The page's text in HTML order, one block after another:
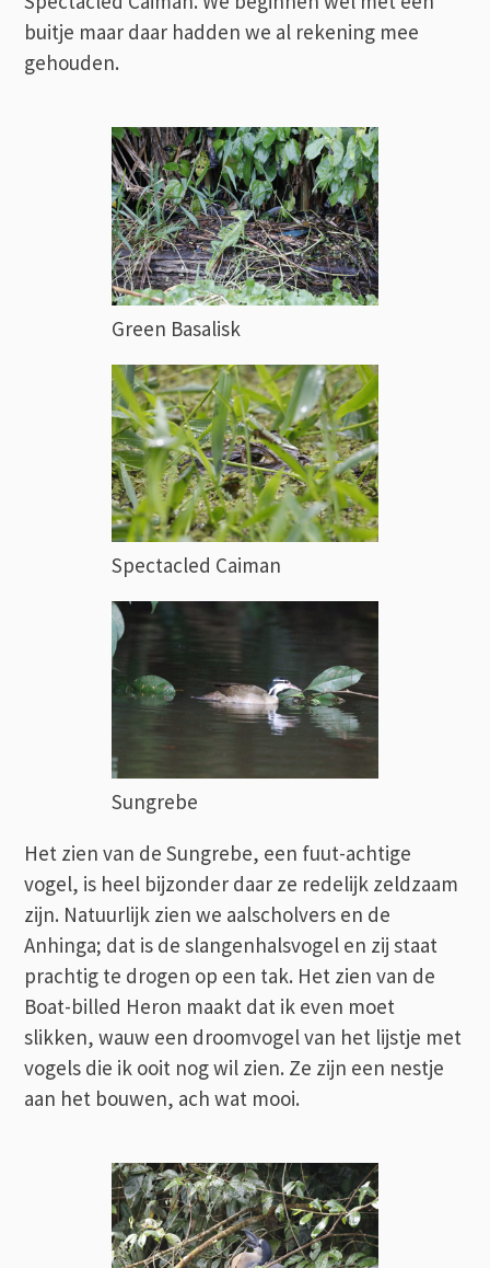
buitje maar daar hadden we al rekening mee
gehouden.
Green Basalisk
Spectacled Caiman
Sungrebe
Het zien van de Sungrebe, een fuut-achtige
vogel, is heel bijzonder daar ze redelijk zeldzaam
zijn. Natuurlijk zien we aalscholvers en de
Anhinga; dat is de slangenhalsvogel en zij staat
prachtig te drogen op een tak. Het zien van de
Boat-billed Heron maakt dat ik even moet
slikken, wauw een droomvogel van het lijstje met
vogels die ik ooit nog wil zien. Ze zijn een nestje
aan het bouwen, ach wat mooi.